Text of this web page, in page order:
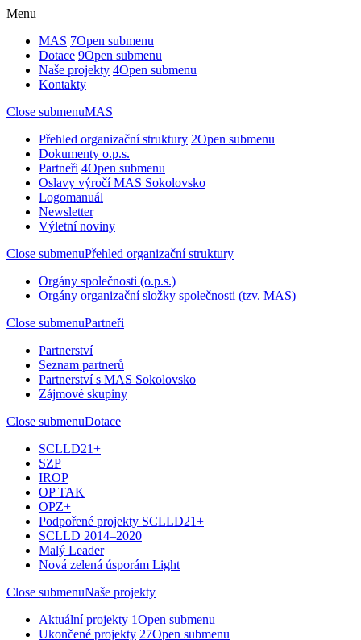
Menu
MAS 7Open submenu
Dotace 9Open submenu
Naše projekty 4Open submenu
Kontakty
Close submenuMAS
Přehled organizační struktury 2Open submenu
Dokumenty o.p.s.
Partneři 4Open submenu
Oslavy výročí MAS Sokolovsko
Logomanuál
Newsletter
Výletní noviny
Close submenuPřehled organizační struktury
Orgány společnosti (o.p.s.)
Orgány organizační složky společnosti (tzv. MAS)
Close submenuPartneři
Partnerství
Seznam partnerů
Partnerství s MAS Sokolovsko
Zájmové skupiny
Close submenuDotace
SCLLD21+
SZP
IROP
OP TAK
OPZ+
Podpořené projekty SCLLD21+
SCLLD 2014–2020
Malý Leader
Nová zelená úsporám Light
Close submenuNaše projekty
Aktuální projekty 1Open submenu
Ukončené projekty 27Open submenu